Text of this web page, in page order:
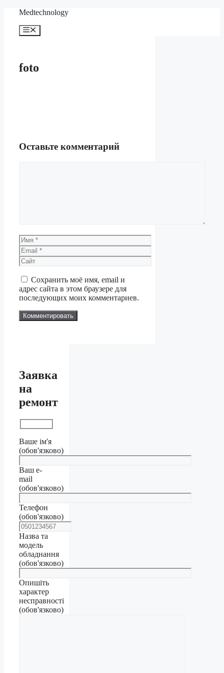
Перейти
содержимому
Medteсhnology
Меню
foto
Оставьте комментарий
Имя
Email
Сайт
Сохранить моё имя, email и
адрес сайта в этом браузере для
последующих моих комментариев.
Заявка
на
ремонт
Ваше ім'я
(обов'язково)
Ваш e-
mail
(обов'язково)
Телефон
(обов'язково)
Назва та
модель
обладнання
(обов'язково)
Опишіть
характер
несправності
(обов'язково)